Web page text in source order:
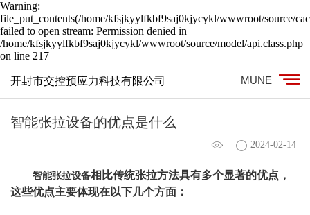
Warning:
file_put_contents(/home/kfsjkyylfkbf9saj0kjycykl/wwwroot/source/
failed to open stream: Permission denied in
/home/kfsjkyylfkbf9saj0kjycykl/wwwroot/source/model/api.class.php
on line 217
开封市交控预应力科技有限公司 MUNE
智能张拉设备的优点是什么
2024-02-14
智能张拉设备相比传统张拉方法具有多个显著的优点，
这些优点主要体现在以下几个方面：